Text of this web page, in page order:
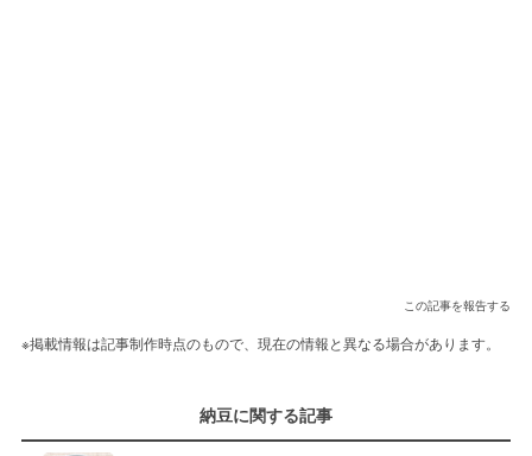
この記事を報告する
※掲載情報は記事制作時点のもので、現在の情報と異なる場合があります。
納豆に関する記事